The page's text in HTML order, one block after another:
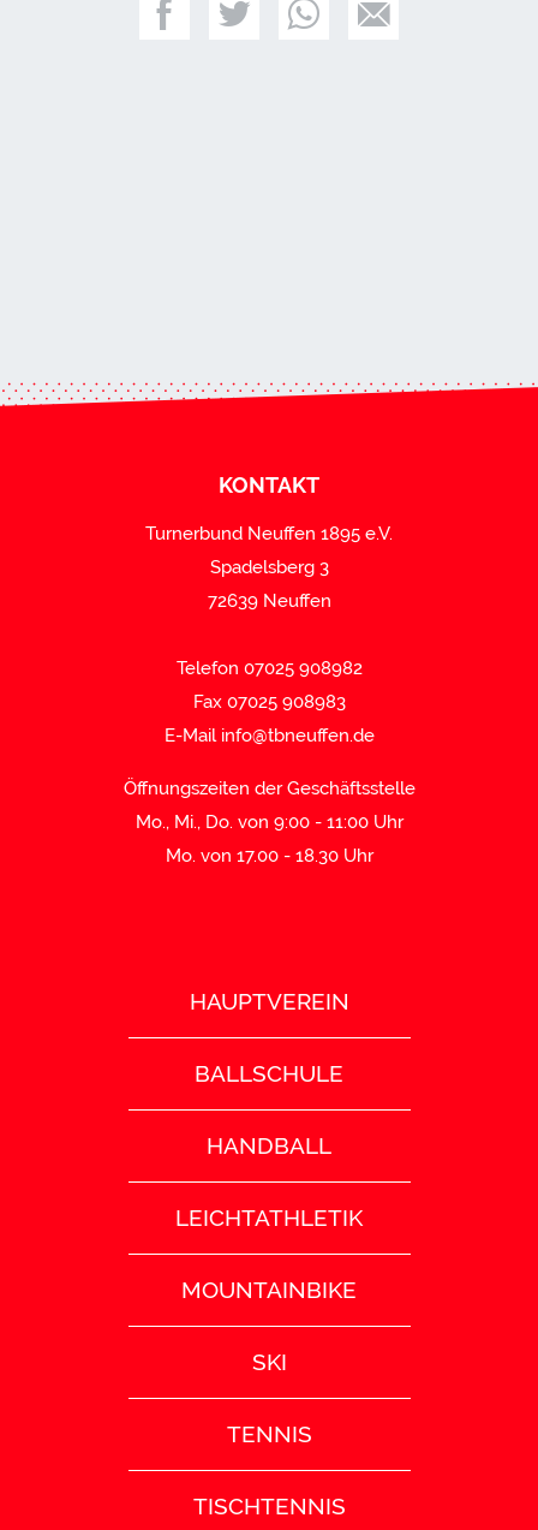
KONTAKT
Turnerbund Neuffen 1895 e.V.
Spadelsberg 3
72639 Neuffen
Telefon 07025 908982
Fax 07025 908983
E-Mail info@tbneuffen.de
Öffnungszeiten der Geschäftsstelle
Mo., Mi., Do. von 9:00 - 11:00 Uhr
Mo. von 17.00 - 18.30 Uhr
HAUPTVEREIN
BALLSCHULE
HANDBALL
LEICHTATHLETIK
MOUNTAINBIKE
SKI
TENNIS
TISCHTENNIS